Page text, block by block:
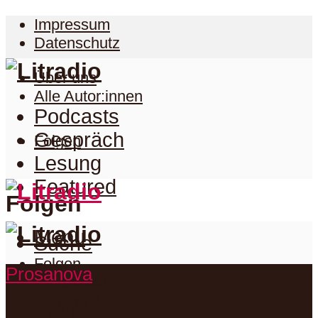
Impressum
Datenschutz
Über uns
Alle Autor:innen
Folgen
Folgen
Folgen
Facebook
Podcasts
Gespräch
Lesung
Featured
Menu
Suche
Podcasts
Prosanova